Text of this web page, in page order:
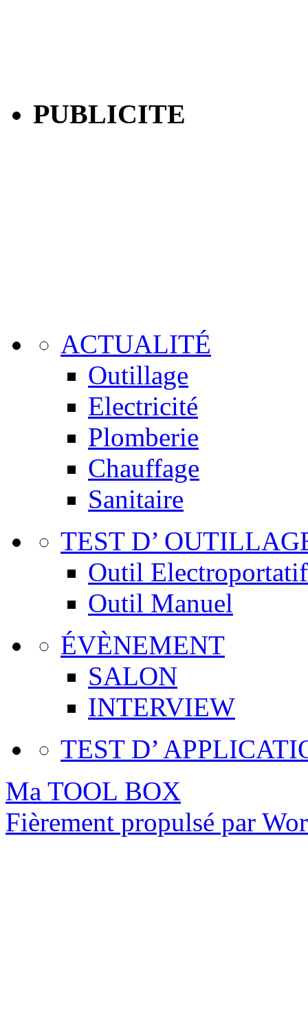
PUBLICITE
ACTUALITÉ
Outillage
Electricité
Plomberie
Chauffage
Sanitaire
TEST D’
Outil Electroportatif
Outil Manuel
ÉVÈNEMENT
SALON
INTERVIEW
TEST D’
Ma TOOL BOX
Fièrement propulsé par